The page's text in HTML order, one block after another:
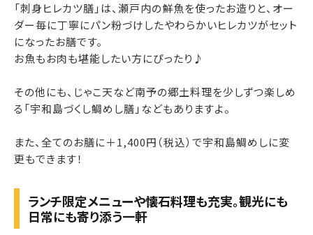
「刺身ヒレカツ膳」は、瀬戸内の鮮魚を使ったお造りと、オー
ダー毎に丁寧にパン粉づけしたやわらかいヒレカツがセット
になったお膳です。
お魚もお肉も堪能したい方にぴったり♪
その他にも、じゃこ天など南予の郷土料理を少しずつ楽しめ
る「宇和島づくし鯛めし膳」などもありますよ。
また、全てのお膳に＋1,400円（税込）で宇和島鯛めしに変
更もできます！
ランチ限定メニューや懐石料理も充実。観光にも
日常にも寄り添う一軒